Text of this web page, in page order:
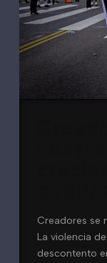
Creadores se
La violencia
descontento